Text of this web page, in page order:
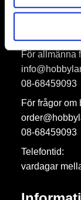
För allmänna
08-68459093
För frågor om
08-68459093
Telefontid:
vardagar